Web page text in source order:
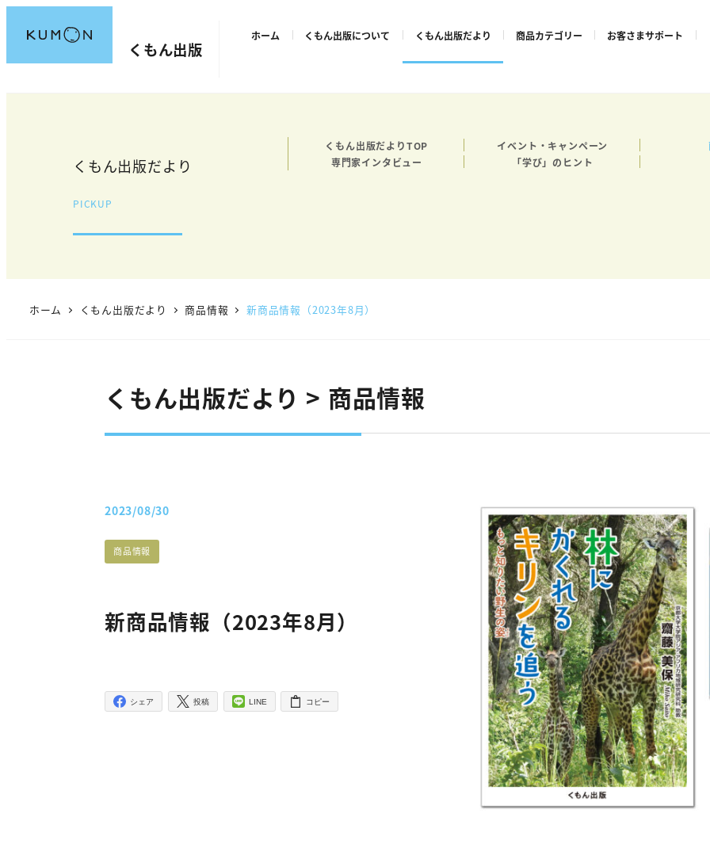
ン
くもん出版
ホーム くもん出版について くもん出版だより
くもん出版だより
PICKUP
くもん出版だよりTOP イベント・キャンペーン
専門家インタビュー
「学び」のヒント
商品カテゴリー お客さまサポート
ホーム くもん出版だより 商品情報 新商品情報（2023年8月）
くもん出版だより > 商品情報
新商品情報（2023年8月）
投稿日
2023/08/30
たよりカテゴリー
商品情報
シェア 投稿 LINE コピー